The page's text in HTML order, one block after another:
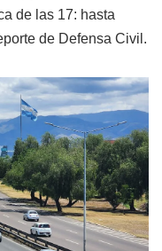
de las 17: hasta
de Defensa Civil.